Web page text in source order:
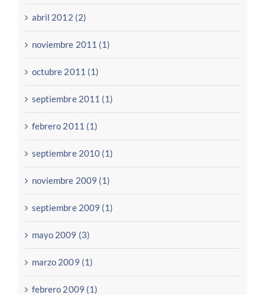
abril 2012 (2)
noviembre 2011 (1)
octubre 2011 (1)
septiembre 2011 (1)
febrero 2011 (1)
septiembre 2010 (1)
noviembre 2009 (1)
septiembre 2009 (1)
mayo 2009 (3)
marzo 2009 (1)
febrero 2009 (1)